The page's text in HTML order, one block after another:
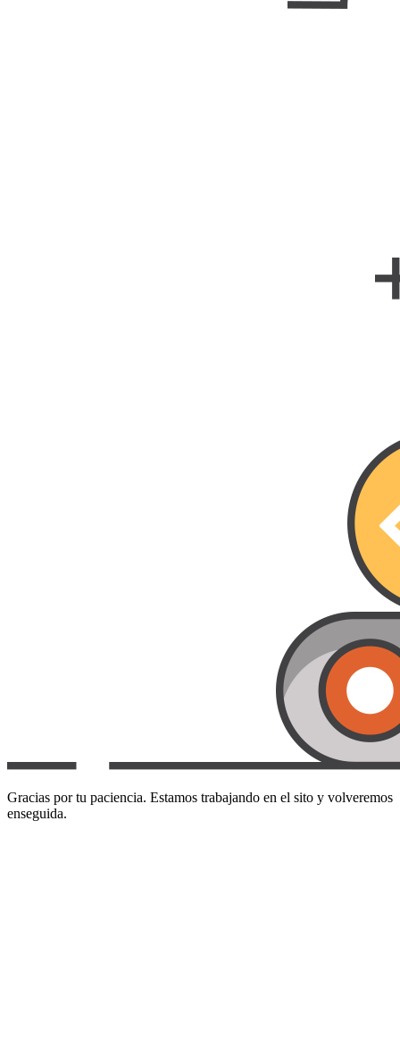
Gracias por tu paciencia. Estamos trabajando en el sito y volveremos
enseguida.